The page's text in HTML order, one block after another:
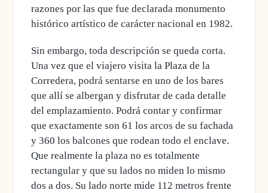
razones por las que fue declarada monumento
histórico artístico de carácter nacional en 1982.
Sin embargo, toda descripción se queda corta.
Una vez que el viajero visita la Plaza de la
Corredera, podrá sentarse en uno de los bares
que allí se albergan y disfrutar de cada detalle
del emplazamiento. Podrá contar y confirmar
que exactamente son 61 los arcos de su fachada
y 360 los balcones que rodean todo el enclave.
Que realmente la plaza no es totalmente
rectangular y que su lados no miden lo mismo
dos a dos. Su lado norte mide 112 metros frente